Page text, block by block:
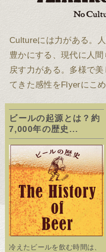
Cultureには力がある。
豊かにする、現代に人
戻す力がある。 多様で
てきた感性をFlyerにこ
ビールの起源とは？約
7,000年の歴史...
冷えたビールを飲む時間は、